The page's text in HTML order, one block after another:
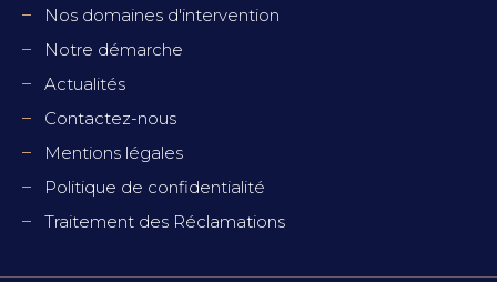
Nos domaines d'intervention
Notre démarche
Actualités
Contactez-nous
Mentions légales
Politique de confidentialité
Traitement des Réclamations